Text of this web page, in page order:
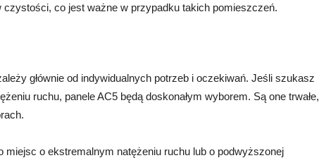
czystości, co jest ważne w przypadku takich pomieszczeń.
głównie od indywidualnych potrzeb i oczekiwań. Jeśli szukasz
ruchu, panele AC5 będą doskonałym wyborem. Są one trwałe,
miejsc o ekstremalnym natężeniu ruchu lub o podwyższonej